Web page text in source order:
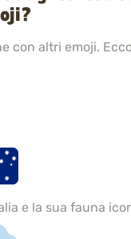
con altri emoji.
e la sua fauna